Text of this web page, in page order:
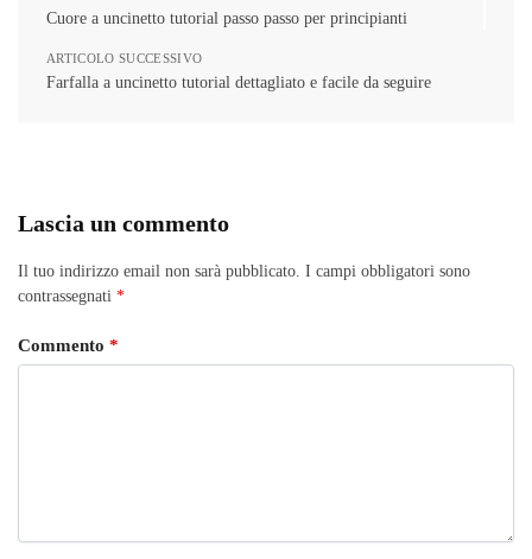
Cuore a uncinetto tutorial passo passo per principianti
ARTICOLO SUCCESSIVO
Farfalla a uncinetto tutorial dettagliato e facile da seguire
Lascia un commento
Il tuo indirizzo email non sarà pubblicato. I campi obbligatori sono
contrassegnati *
Commento *